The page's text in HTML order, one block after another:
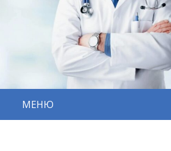
МЕНЮ